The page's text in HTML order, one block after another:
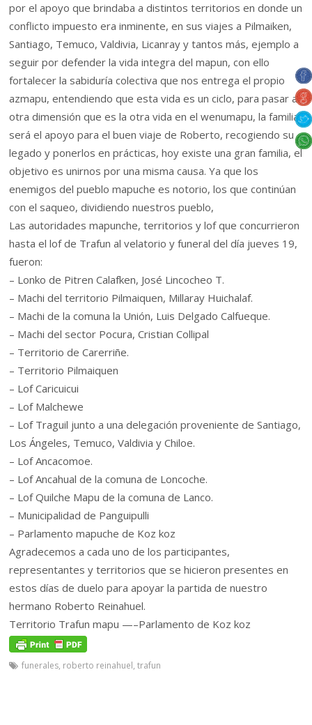
por el apoyo que brindaba a distintos territorios en donde un
conflicto impuesto era inminente, en sus viajes a Pilmaiken,
Santiago, Temuco, Valdivia, Licanray y tantos más, ejemplo a
seguir por defender la vida integra del mapun, con ello
fortalecer la sabiduría colectiva que nos entrega el propio
azmapu, entendiendo que esta vida es un ciclo, para pasar a
otra dimensión que es la otra vida en el wenumapu, la familia
será el apoyo para el buen viaje de Roberto, recogiendo su
legado y ponerlos en prácticas, hoy existe una gran familia, el
objetivo es unirnos por una misma causa. Ya que los
enemigos del pueblo mapuche es notorio, los que continúan
con el saqueo, dividiendo nuestros pueblo,
Las autoridades mapunche, territorios y lof que concurrieron
hasta el lof de Trafun al velatorio y funeral del día jueves 19,
fueron:
– Lonko de Pitren Calafken, José Lincocheo T.
– Machi del territorio Pilmaiquen, Millaray Huichalaf.
– Machi de la comuna la Unión, Luis Delgado Calfueque.
– Machi del sector Pocura, Cristian Collipal
– Territorio de Carerriñe.
– Territorio Pilmaiquen
– Lof Caricuicui
– Lof Malchewe
– Lof Traguil junto a una delegación proveniente de Santiago,
Los Ángeles, Temuco, Valdivia y Chiloe.
– Lof Ancacomoe.
– Lof Ancahual de la comuna de Loncoche.
– Lof Quilche Mapu de la comuna de Lanco.
– Municipalidad de Panguipulli
– Parlamento mapuche de Koz koz
Agradecemos a cada uno de los participantes,
representantes y territorios que se hicieron presentes en
estos días de duelo para apoyar la partida de nuestro
hermano Roberto Reinahuel.
Territorio Trafun mapu —–Parlamento de Koz koz
funerales, roberto reinahuel,trafun